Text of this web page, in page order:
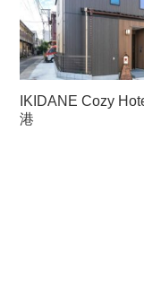
IKIDANE Cozy
港